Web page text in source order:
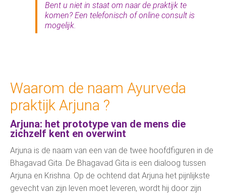
Bent u niet in staat om naar de praktijk te
komen? Een telefonisch of online consult is
mogelijk.
Waarom de naam Ayurveda
praktijk Arjuna ?
Arjuna: het prototype van de mens die
zichzelf kent en overwint
Arjuna is de naam van een van de twee hoofdfiguren in de
Bhagavad Gita. De Bhagavad Gita is een dialoog tussen
Arjuna en Krishna. Op de ochtend dat Arjuna het pijnlijkste
gevecht van zijn leven moet leveren, wordt hij door zijn